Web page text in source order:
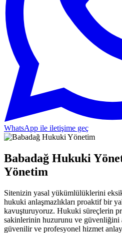
WhatsApp ile iletişime geç
Babadağ Hukuki
Yönetim
Sitenizin yasal yükümlülüklerini
hukuki anlaşmazlıkları proaktif bir
kavuşturuyoruz. Hukuki süreçlerin
sakinlerinin huzurunu ve güvenliğini
güvenilir ve profesyonel hizmet